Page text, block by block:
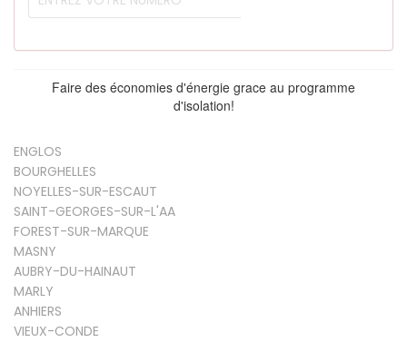
Faire des économies d'énergie grace au programme
d'isolation!
ENGLOS
BOURGHELLES
NOYELLES-SUR-ESCAUT
SAINT-GEORGES-SUR-L'AA
FOREST-SUR-MARQUE
MASNY
AUBRY-DU-HAINAUT
MARLY
ANHIERS
VIEUX-CONDE